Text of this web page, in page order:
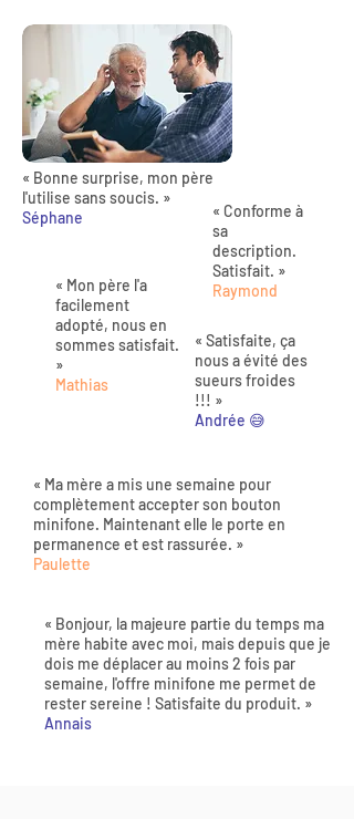
« Bonne surprise, mon père
l'utilise sans soucis. »
Séphane
« Mon père l'a
facilement
adopté, nous en
sommes satisfait.
»
Mathias
« Conforme à
sa
description.
Satisfait. »
Raymond
« Satisfaite, ça
nous a évité des
sueurs froides
!!! »
Andrée 😅
« Ma mère a mis une semaine pour
complètement accepter son bouton
minifone. Maintenant elle le porte en
permanence et est rassurée. »
Paulette
« Bonjour, la majeure partie du temps ma
mère habite avec moi, mais depuis que je
dois me déplacer au moins 2 fois par
semaine, l'offre minifone me permet de
rester sereine ! Satisfaite du produit. »
Annais